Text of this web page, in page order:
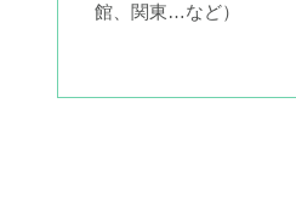
館、関東…など）